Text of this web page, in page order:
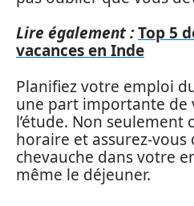
Lire également :Top 5
vacances en Inde
Planifiez votre emploi
une part importante de
l’étude. Non seulement
horaire et assurez-vous
chevauche dans votre
même le déjeuner.